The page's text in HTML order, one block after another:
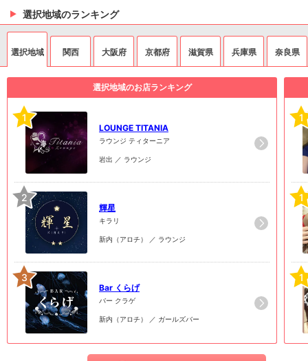
選択地域のランキング
選択地域 関西 大阪府 京都府 滋賀県 兵庫県 奈良県
選択地域のお店ランキング
1
LOUNGE TITANIA
ラウンジ ティターニア
岩出 ／ ラウンジ
2
輝星
キラリ
新内（アロチ） ／ ラウンジ
3
Bar くらげ
バー クラゲ
新内（アロチ） ／ ガールズバー
1
1
1